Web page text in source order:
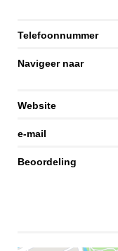
Telefoonnummer
Navigeer naar
Website
e-mail
Beoordeling